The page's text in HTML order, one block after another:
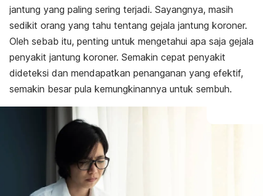
jantung yang paling sering terjadi. Sayangnya, masih
sedikit orang yang tahu tentang gejala jantung koroner.
Oleh sebab itu, penting untuk mengetahui apa saja gejala
penyakit jantung koroner. Semakin cepat penyakit
dideteksi dan mendapatkan penanganan yang efektif,
semakin besar pula kemungkinannya untuk sembuh.